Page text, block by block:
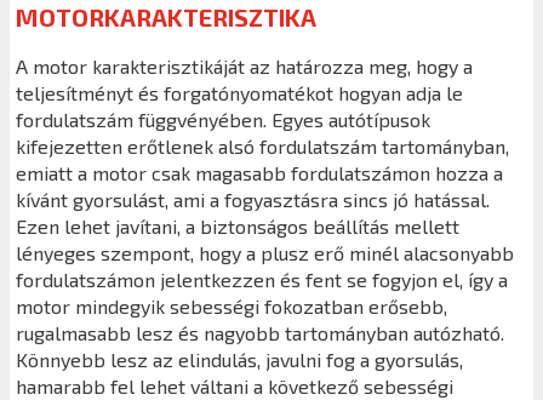
MOTORKARAKTERISZTIKA
A motor karakterisztikáját az határozza meg, hogy a
teljesítményt és forgatónyomatékot hogyan adja le
fordulatszám függvényében. Egyes autótípusok
kifejezetten erőtlenek alsó fordulatszám tartományban,
emiatt a motor csak magasabb fordulatszámon hozza a
kívánt gyorsulást, ami a fogyasztásra sincs jó hatással.
Ezen lehet javítani, a biztonságos beállítás mellett
lényeges szempont, hogy a plusz erő minél alacsonyabb
fordulatszámon jelentkezzen és fent se fogyjon el, így a
motor mindegyik sebességi fokozatban erősebb,
rugalmasabb lesz és nagyobb tartományban autózható.
Könnyebb lesz az elindulás, javulni fog a gyorsulás,
hamarabb fel lehet váltani a következő sebességi